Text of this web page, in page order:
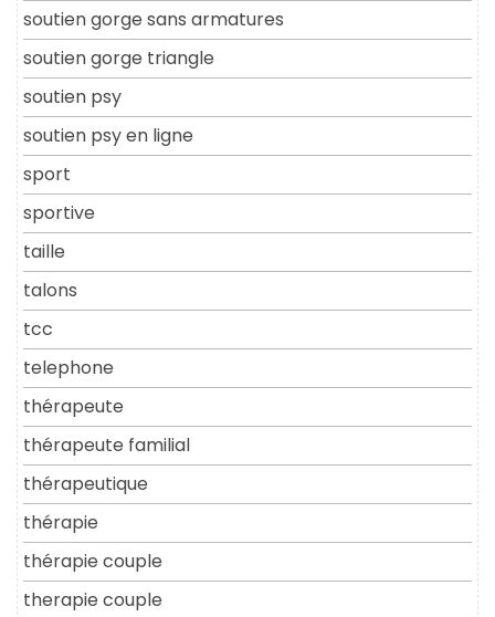
soutien gorge sans armatures
soutien gorge triangle
soutien psy
soutien psy en ligne
sport
sportive
taille
talons
tcc
telephone
thérapeute
thérapeute familial
thérapeutique
thérapie
thérapie couple
therapie couple